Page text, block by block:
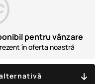
pentru vânzare
în oferta noastră